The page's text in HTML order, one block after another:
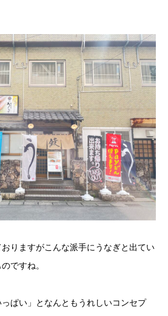
りますがこんな派手にうなぎと出てい
ですね。
ぱい」となんともうれしいコンセプ